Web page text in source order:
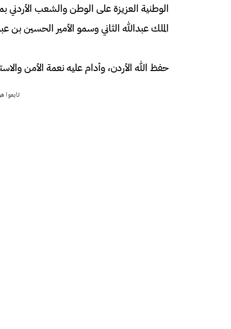
الوطنية العزيزة على الوطن والشعب الأردني
الملك عبدالله الثاني وسمو الأمير الحسين بن
حفظ الله الأردن، وأدام عليه نعمة الأمن
تابعوا